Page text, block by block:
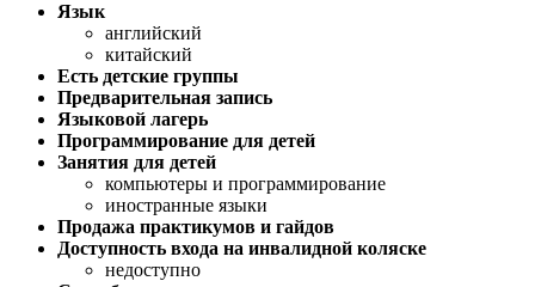
Язык
английский
китайский
Есть детские группы
Предварительная запись
Языковой лагерь
Программирование для детей
Занятия для детей
компьютеры и программирование
иностранные языки
Продажа практикумов и гайдов
Доступность входа на инвалидной коляске
недоступно